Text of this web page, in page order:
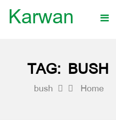
TAG: BUSH
Home
bush